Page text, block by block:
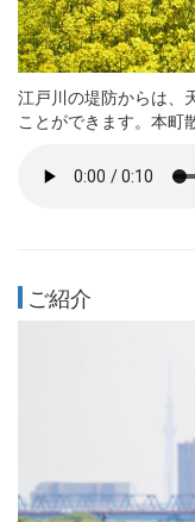
江戸川の堤防からは、
ことができます。本町
ご紹介